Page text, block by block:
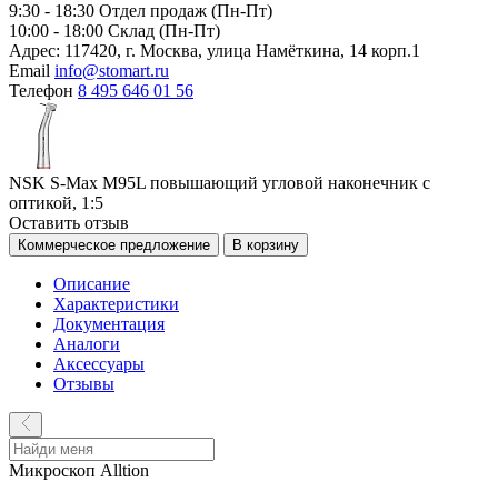
9:30 - 18:30 Отдел продаж (Пн-Пт)
10:00 - 18:00 Склад (Пн-Пт)
Адрес: 117420, г. Москва, улица Намёткина, 14 корп.1
Email info@stomart.ru
Телефон 8 495 646 01 56
NSK S-Max M95L повышающий угловой наконечник с
оптикой, 1:5
Оставить отзыв
Коммерческое предложение В корзину
Описание
Характеристики
Документация
Аналоги
Аксессуары
Отзывы
Микроскоп Alltion